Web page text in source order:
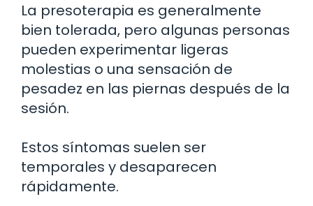
La presoterapia es generalmente
bien tolerada, pero algunas personas
pueden experimentar ligeras
molestias o una sensación de
pesadez en las piernas después de la
sesión.
Estos síntomas suelen ser
temporales y desaparecen
rápidamente.